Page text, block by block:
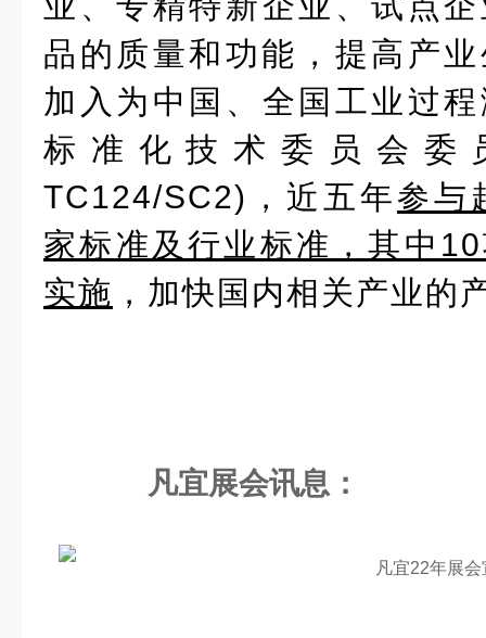
品的质量和功能，提高产
加入为 中国 、 全国工业过
标准化技术委员会 委
TC124/SC2)，近五年参与
家标准及行业标准，其中
实施 ，加快国内相关产业的
凡宜展会讯息：